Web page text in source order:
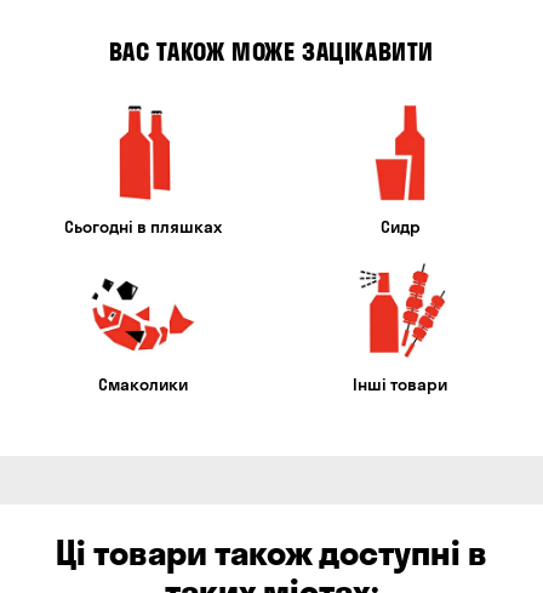
ВАС ТАКОЖ МОЖЕ ЗАЦІКАВИТИ
Сьогодні в пляшках Сидр
Смаколики Інші товари
Ці товари також доступні в